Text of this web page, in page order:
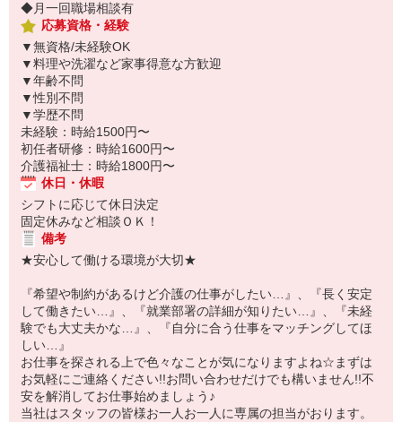
◆月一回職場相談有
応募資格・経験
▼無資格/未経験OK
▼料理や洗濯など家事得意な方歓迎
▼年齢不問
▼性別不問
▼学歴不問
未経験：時給1500円〜
初任者研修：時給1600円〜
介護福祉士：時給1800円〜
休日・休暇
シフトに応じて休日決定
固定休みなど相談ＯＫ！
備考
★安心して働ける環境が大切★
『希望や制約があるけど介護の仕事がしたい…』、『長く安定
して働きたい…』、『就業部署の詳細が知りたい…』、『未経
験でも大丈夫かな…』、『自分に合う仕事をマッチングしてほ
しい…』
お仕事を探される上で色々なことが気になりますよね☆まずは
お気軽にご連絡ください!!お問い合わせだけでも構いません!!不
安を解消してお仕事始めましょう♪
当社はスタッフの皆様お一人お一人に専属の担当がおります。